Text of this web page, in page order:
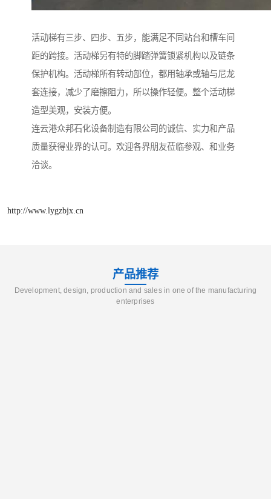
活动梯有三步、四步、五步，能满足不同站台和槽车间
距的跨接。活动梯另有特的脚踏弹簧锁紧机构以及链条
保护机构。活动梯所有转动部位，都用轴承或轴与尼龙
套连接，减少了磨擦阻力，所以操作轻便。整个活动梯
造型美观，安装方便。
连云港众邦石化设备制造有限公司的诚信、实力和产品
质量获得业界的认可。欢迎各界朋友莅临参观、和业务
洽谈。
http://www.lygzbjx.cn
产品推荐
Development, design, production and sales in one of the manufacturing
enterprises